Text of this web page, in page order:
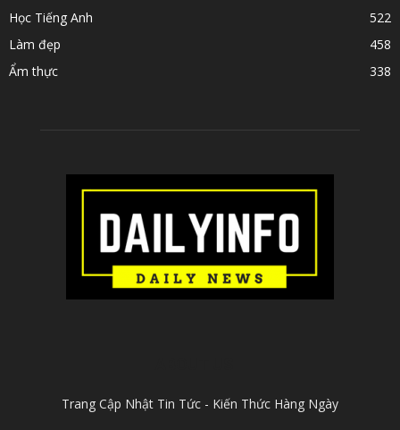
Học Tiếng Anh
522
Làm đẹp
458
Ẩm thực
338
Trang Cập Nhật Tin Tức - Kiến Thức Hàng Ngày